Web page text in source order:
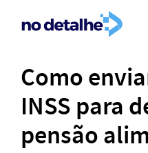
Como
INSS para
pensão